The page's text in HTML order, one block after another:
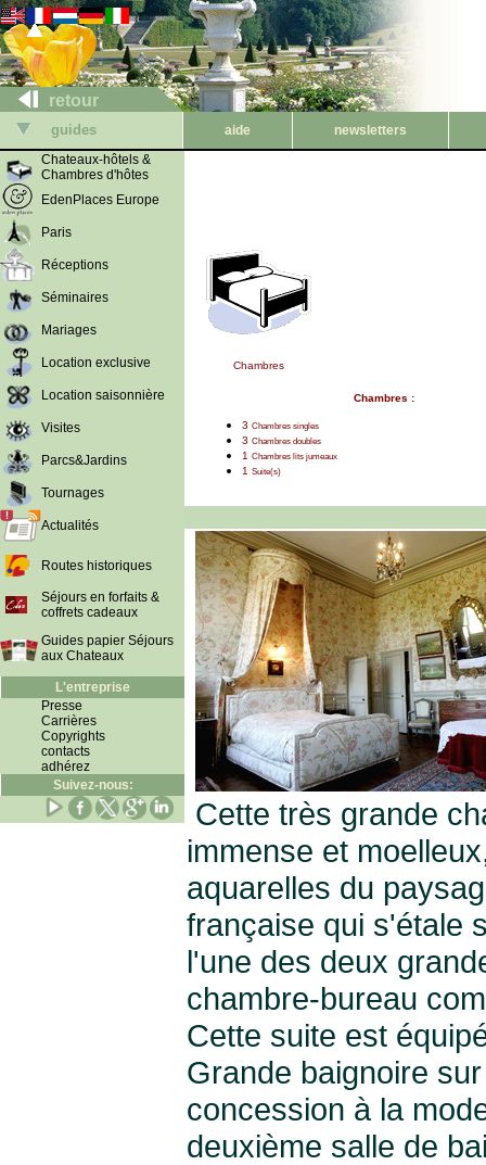
retour
guides aide
newsletters
Chateaux-hôtels &
Chambres d'hôtes
EdenPlaces Europe
Paris
Réceptions
Séminaires
Mariages
Location exclusive
Location saisonnière
Visites
Parcs&Jardins
Tournages
Actualités
Routes historiques
Séjours en forfaits &
coffrets cadeaux
Guides papier Séjours
aux Chateaux
L'entreprise
Presse
Carrières
Copyrights
contacts
adhérez
Suivez-nous:
Chambres
Chambres :
3 Chambres singles
3 Chambres doubles
1 Chambres lits jumeaux
1 Suite(s)
Cette très grande
immense et
aquarelles du
française qui s'étale
l'une des deux
chambre-bureau
Cette suite est
Grande baignoire
concession à la
deuxième salle de